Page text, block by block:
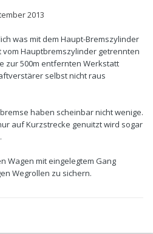
2013
was mit dem Haupt-Bremszylinder
vom Hauptbremszylinder getrennten
zur 500m entfernten Werkstatt
selbst nicht raus
haben scheinbar nicht wenige.
auf Kurzstrecke genuitzt wird sogar
Wagen mit eingelegtem Gang
Wegrollen zu sichern.